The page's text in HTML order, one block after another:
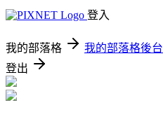
登入
我的部落格 我的部落格後台
登出